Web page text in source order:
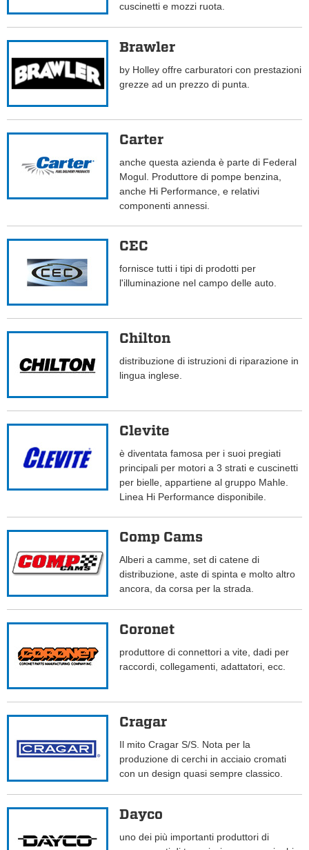
cuscinetti e mozzi ruota.
Brawler
by Holley offre carburatori con prestazioni
grezze ad un prezzo di punta.
Carter
anche questa azienda è parte di Federal
Mogul. Produttore di pompe benzina,
anche Hi Performance, e relativi
componenti annessi.
CEC
fornisce tutti i tipi di prodotti per
l'illuminazione nel campo delle auto.
Chilton
distribuzione di istruzioni di riparazione in
lingua inglese.
Clevite
è diventata famosa per i suoi pregiati
principali per motori a 3 strati e cuscinetti
per bielle, appartiene al gruppo Mahle.
Linea Hi Performance disponibile.
Comp Cams
Alberi a camme, set di catene di
distribuzione, aste di spinta e molto altro
ancora, da corsa per la strada.
Coronet
produttore di connettori a vite, dadi per
raccordi, collegamenti, adattatori, ecc.
Cragar
Il mito Cragar S/S. Nota per la
produzione di cerchi in acciaio cromati
con un design quasi sempre classico.
Dayco
uno dei più importanti produttori di